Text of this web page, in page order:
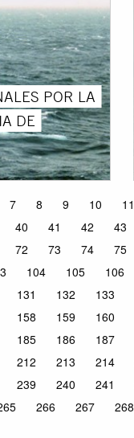
POR LA
DE
7 8 9 10 11
40 41 42 43
72 73 74 75
104 105 106
131 132 133
158 159 160
185 186 187
212 213 214
239 240 241
266 267 268